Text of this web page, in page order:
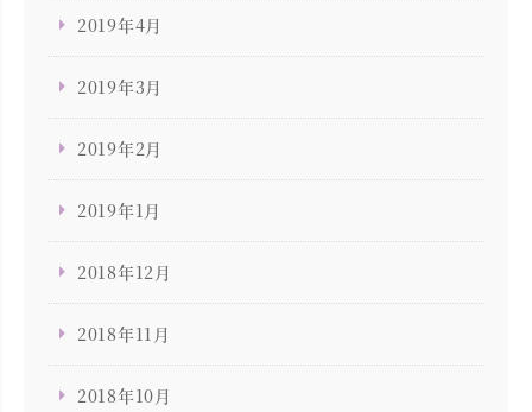
2019年4月
2019年3月
2019年2月
2019年1月
2018年12月
2018年11月
2018年10月